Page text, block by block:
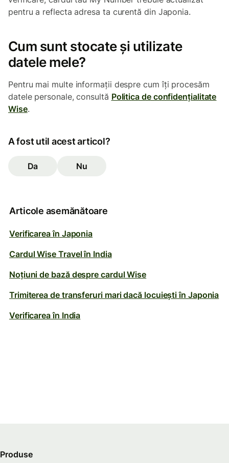
pentru a reflecta adresa ta curentă din Japonia.
Cum sunt stocate și utilizate
datele mele?
Pentru mai multe informații despre cum îți procesăm
datele personale, consultă Politica de confidențialitate
Wise.
A fost util acest articol?
Da Nu
Articole asemănătoare
Verificarea în Japonia
Cardul Wise Travel în India
Noțiuni de bază despre cardul Wise
Trimiterea de transferuri mari dacă locuiești în Japonia
Verificarea în India
Produse